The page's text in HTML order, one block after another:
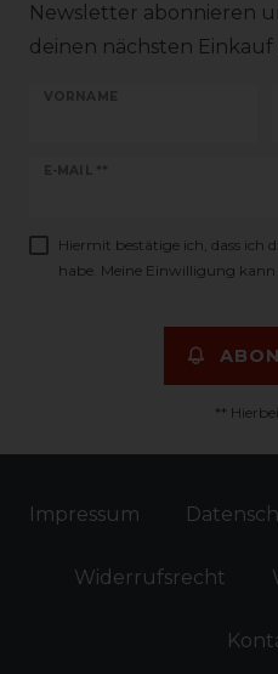
Newsletter abonnieren
deinen nächsten Einkauf
VORNAME
E-MAIL **
Newsletter
Hiermit bestätige ich, dass ich
habe. Meine Einwilligung
**
Impressum
Widerrufs­recht